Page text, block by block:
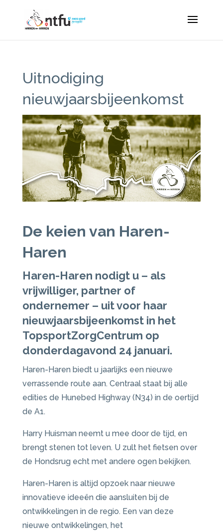
Uitnodiging
nieuwjaarsbijeenkomst
De keien van Haren-
Haren
Haren-Haren nodigt u – als
vrijwilliger, partner of
ondernemer – uit voor haar
nieuwjaarsbijeenkomst in het
TopsportZorgCentrum op
donderdagavond 24 januari.
Haren-Haren biedt u jaarlijks een nieuwe
verrassende route aan. Centraal staat bij alle
edities de Hunebed Highway (N34) in de oertijd
de A1.
Harry Huisman neemt u mee door de tijd, en
brengt stenen tot leven. U zult het fietsen over
de Hondsrug echt met andere ogen bekijken.
Haren-Haren is altijd opzoek naar nieuwe
innovatieve ideeën die aansluiten bij de
ontwikkelingen in de regio. Een van deze
nieuwe ontwikkelingen, het